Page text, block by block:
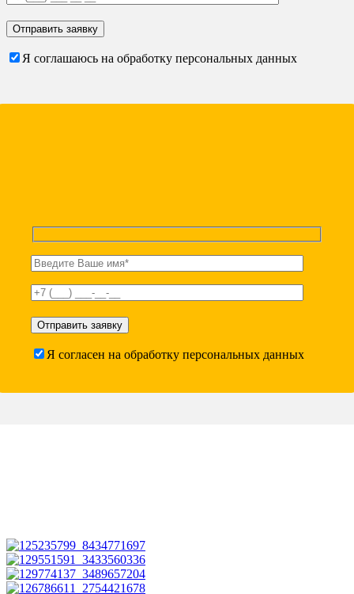
Я соглашаюсь на обработку персональных данных
Я согласен на обработку персональных данных